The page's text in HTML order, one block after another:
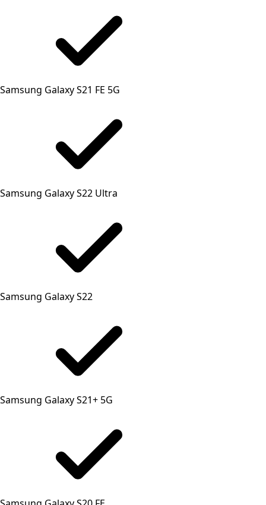
Samsung Galaxy S21 FE 5G
Samsung Galaxy S22 Ultra
Samsung Galaxy S22
Samsung Galaxy S21+ 5G